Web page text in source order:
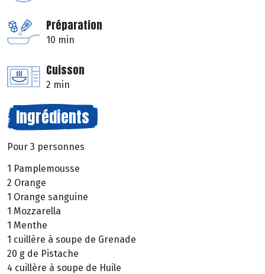
Préparation
10 min
Cuisson
2 min
Ingrédients
Pour 3 personnes
1 Pamplemousse
2 Orange
1 Orange sanguine
1 Mozzarella
1 Menthe
1 cuillère à soupe de Grenade
20 g de Pistache
4 cuillère à soupe de Huile